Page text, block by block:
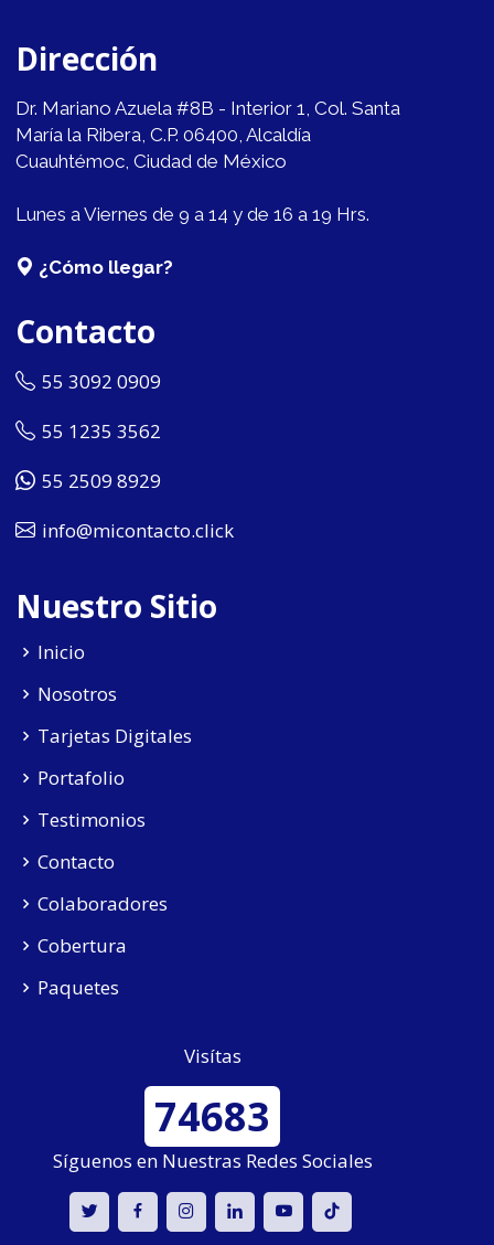
Dirección
Dr. Mariano Azuela #8B - Interior 1, Col. Santa
María la Ribera, C.P. 06400, Alcaldía
Cuauhtémoc, Ciudad de México
Lunes a Viernes de 9 a 14 y de 16 a 19 Hrs.
¿Cómo llegar?
Contacto
55 3092 0909
55 1235 3562
55 2509 8929
info@micontacto.click
Nuestro Sitio
Inicio
Nosotros
Tarjetas Digitales
Portafolio
Testimonios
Contacto
Colaboradores
Cobertura
Paquetes
Visítas
74683
Síguenos en Nuestras Redes Sociales